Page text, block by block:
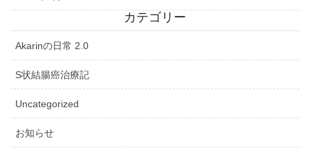
カテゴリー
Akarinの日常 2.0
S状結腸癌治療記
Uncategorized
お知らせ